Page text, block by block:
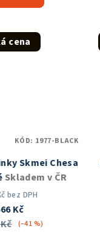
cena
Skmei Chesa
Skladem v ČR
bez DPH
Kč
(–41 %)
KÓD: 1977-BLACK